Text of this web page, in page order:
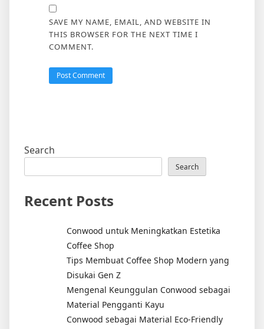
SAVE MY NAME, EMAIL, AND WEBSITE IN
THIS BROWSER FOR THE NEXT TIME I
COMMENT.
Search
Search
Recent Posts
Conwood untuk Meningkatkan Estetika
Coffee Shop
Tips Membuat Coffee Shop Modern yang
Disukai Gen Z
Mengenal Keunggulan Conwood sebagai
Material Pengganti Kayu
Conwood sebagai Material Eco-Friendly